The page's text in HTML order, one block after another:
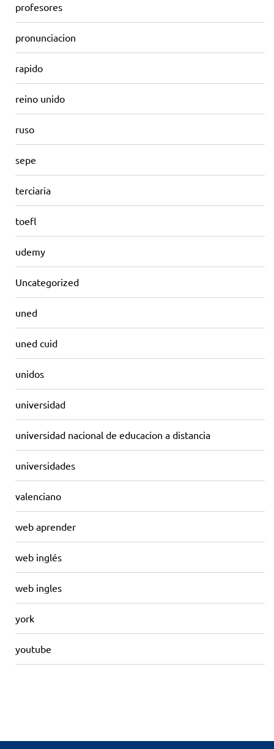
profesores
pronunciacion
rapido
reino unido
ruso
sepe
terciaria
toefl
udemy
Uncategorized
uned
uned cuid
unidos
universidad
universidad nacional de educacion a distancia
universidades
valenciano
web aprender
web inglés
web ingles
york
youtube